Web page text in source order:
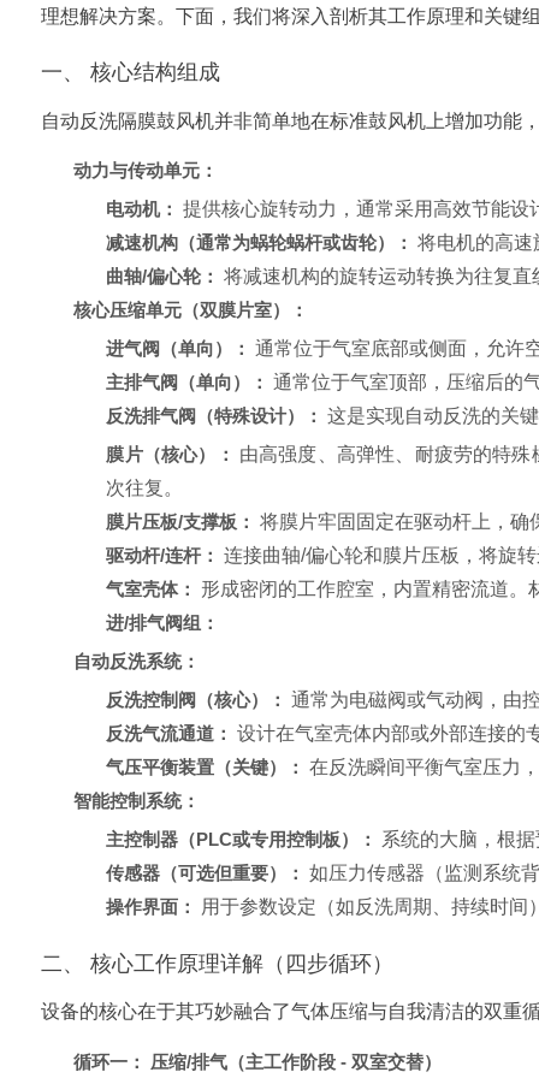
理想解决方案。下面，我们将深入剖析其工作原理和关键
一、 核心结构组成
自动反洗隔膜鼓风机并非简单地在标准鼓风机上增加功能
动力与传动单元：
电动机： 提供核心旋转动力，通常采用高效节能设
减速机构（通常为蜗轮蜗杆或齿轮）： 将电机的高速
曲轴/偏心轮： 将减速机构的旋转运动转换为往复
核心压缩单元（双膜片室）：
进气阀（单向）： 通常位于气室底部或侧面，允许
主排气阀（单向）： 通常位于气室顶部，压缩后的
反洗排气阀（特殊设计）： 这是实现自动反洗的关
膜片（核心）：
由高强度、高弹性、耐疲劳的特
次往复。
膜片压板/支撑板： 将膜片牢固固定在驱动杆上，确
驱动杆/连杆： 连接曲轴/偏心轮和膜片压板，将旋
气室壳体：
形成密闭的工作腔室，内置精密流道
进/排气阀组：
自动反洗系统：
反洗控制阀（核心）： 通常为电磁阀或气动阀，由
反洗气流通道： 设计在气室壳体内部或外部连接的
气压平衡装置（关键）： 在反洗瞬间平衡气室压力
智能控制系统：
主控制器（PLC或专用控制板）：
系统的大脑，根
传感器（可选但重要）： 如压力传感器（监测系统
操作界面：
用于参数设定（如反洗周期、持续时间
二、 核心工作原理详解（四步循环）
设备的核心在于其巧妙融合了气体压缩与自我清洁的双重
循环一： 压缩/排气（主工作阶段 - 双室交替）